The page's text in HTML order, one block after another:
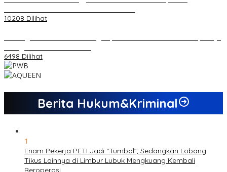
10208 Dilihat
6498 Dilihat
Berita Hukum&Kriminal
1
Enam Pekerja PETI Jadi “Tumbal”, Sedangkan Lobang
Tikus Lainnya di Limbur Lubuk Mengkuang Kembali
Beroperasi